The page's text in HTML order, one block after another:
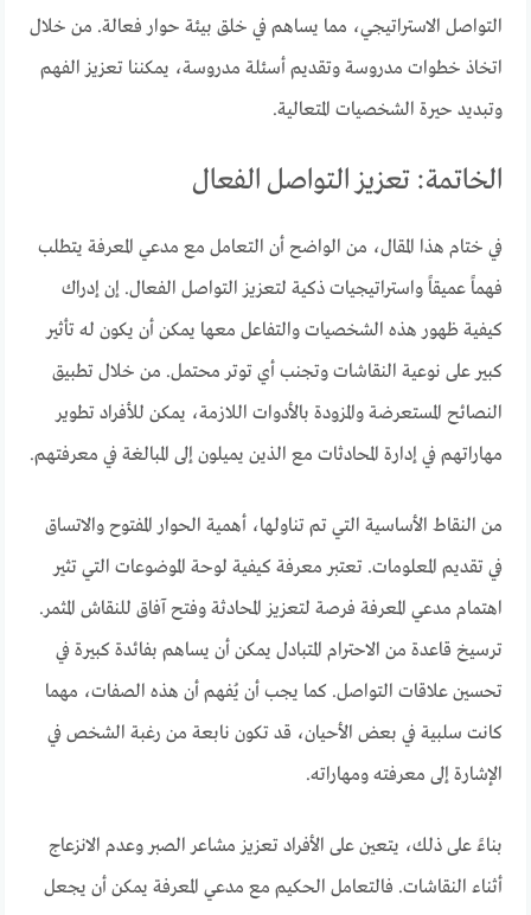
التواصل الاستراتيجي، مما يساهم في خلق بيئة حوار فعالة. من خلال
اتخاذ خطوات مدروسة وتقديم أسئلة مدروسة، يمكننا تعزيز الفهم
وتبديد حيرة الشخصيات المتعالية.
الخاتمة: تعزيز التواصل الفعال
في ختام هذا المقال، من الواضح أن التعامل مع مدعي المعرفة يتطلب
فهماً عميقاً واستراتيجيات ذكية لتعزيز التواصل الفعال. إن إدراك
كيفية ظهور هذه الشخصيات والتفاعل معها يمكن أن يكون له تأثير
كبير على نوعية النقاشات وتجنب أي توتر محتمل. من خلال تطبيق
النصائح المستعرضة والمزودة بالأدوات اللازمة، يمكن للأفراد تطوير
مهاراتهم في إدارة المحادثات مع الذين يميلون إلى المبالغة في معرفتهم.
من النقاط الأساسية التي تم تناولها، أهمية الحوار المفتوح والاتساق
في تقديم المعلومات. تعتبر معرفة كيفية لوحة الموضوعات التي تثير
اهتمام مدعي المعرفة فرصة لتعزيز المحادثة وفتح آفاق للنقاش المثمر.
ترسيخ قاعدة من الاحترام المتبادل يمكن أن يساهم بفائدة كبيرة في
تحسين علاقات التواصل. كما يجب أن يُفهم أن هذه الصفات، مهما
كانت سلبية في بعض الأحيان، قد تكون نابعة من رغبة الشخص في
الإشارة إلى معرفته ومهاراته.
بناءً على ذلك، يتعين على الأفراد تعزيز مشاعر الصبر وعدم الانزعاج
أثناء النقاشات. فالتعامل الحكيم مع مدعي المعرفة يمكن أن يجعل